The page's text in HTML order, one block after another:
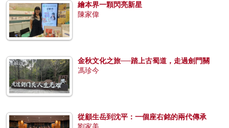
繪本界一顆閃亮新星
陳家偉
金秋文化之旅──踏上古蜀道，走過劍門關
馮珍今
從顧生岳到沈平：一個座右銘的兩代傳承